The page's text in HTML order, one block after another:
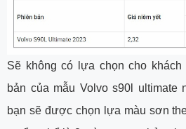
Sẽ không có lựa chọn cho
bản của mẫu Volvo s90l ultimate
bạn sẽ được chọn lựa màu sơn